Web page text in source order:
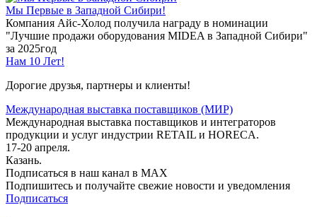
Мы Первые в Западной Сибири!
Компания Айс-Холод получила награду в номинации
"Лучшие продажи оборудования MIDEA в Западной Сибири"
за 2025год
Нам 10 Лет!
Дорогие друзья, партнеры и клиенты!
Международная выставка поставщиков (МИР)
Международная выставка поставщиков и интеграторов
продукции и услуг индустрии RETAIL и HORECA.
17-20 апреля.
Казань.
Подписаться в наш канал в MAX
Подпишитесь и получайте свежие новости и уведомления
Подписаться